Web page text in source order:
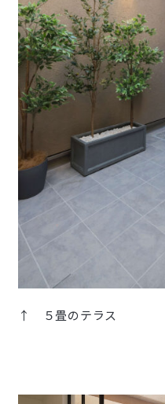
↑ ５畳のテラス